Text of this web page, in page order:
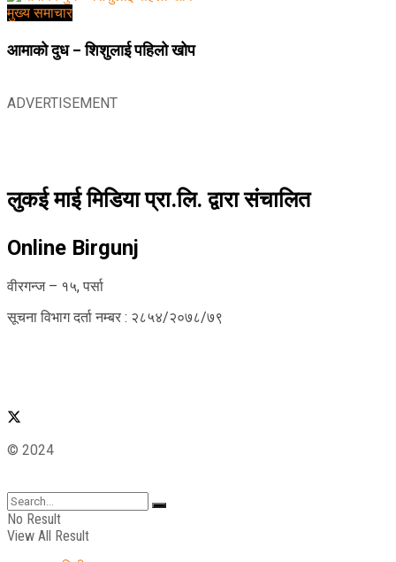
मुख्य समाचार
आमाको दुध – शिशुलाई पहिलो खोप
ADVERTISEMENT
लुकई माई मिडिया प्रा.लि. द्वारा संचालित
Online Birgunj
वीरगन्ज – १५, पर्सा
सूचना विभाग दर्ता नम्बर : २८५४/२०७८/७९
© 2024
No Result
View All Result